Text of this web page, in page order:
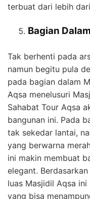
terbuat dari lebih
Bagian
Tak berhenti pada
namun begitu pula
pada bagian dalam
Aqsa menelusuri
Sahabat Tour Aqsa
bangunan ini. Pada
tak sekedar lantai,
yang berwarna
ini makin membuat
elegant.
luas Masjidil Aqsa
yang bisa